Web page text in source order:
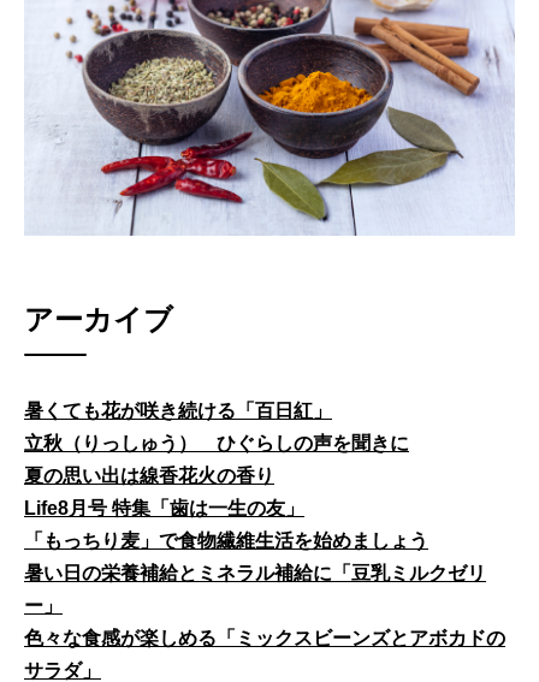
アーカイブ
暑くても花が咲き続ける「百日紅」
立秋（りっしゅう） ひぐらしの声を聞きに
夏の思い出は線香花火の香り
Life8月号 特集「歯は一生の友」
「もっちり麦」で食物繊維生活を始めましょう
暑い日の栄養補給とミネラル補給に「豆乳ミルクゼリ
ー」
色々な食感が楽しめる「ミックスビーンズとアボカドの
サラダ」